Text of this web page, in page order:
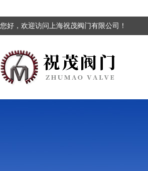
您好，欢迎访问上海祝茂阀门有限公司！